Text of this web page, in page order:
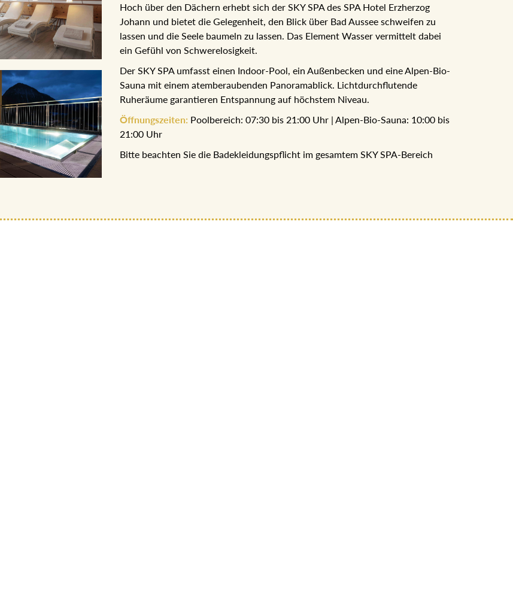
Hoch über den Dächern erhebt sich der SKY SPA des SPA Hotel Erzherzog
Johann und bietet die Gelegenheit, den Blick über Bad Aussee schweifen zu
lassen und die Seele baumeln zu lassen. Das Element Wasser vermittelt dabei
ein Gefühl von Schwerelosigkeit.
Der SKY SPA umfasst einen Indoor-Pool, ein Außenbecken und eine Alpen-Bio-
Sauna mit einem atemberaubenden Panoramablick. Lichtdurchflutende
Ruheräume garantieren Entspannung auf höchstem Niveau.
Öffnungszeiten: Poolbereich: 07:30 bis 21:00 Uhr | Alpen-Bio-Sauna: 10:00 bis
21:00 Uhr
Bitte beachten Sie die Badekleidungspflicht im gesamtem SKY SPA-Bereich